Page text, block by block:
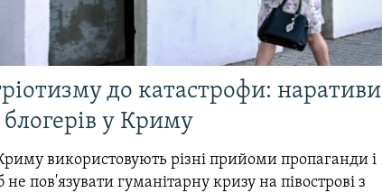
до катастрофи: наративи
у Криму
Криму використовують різні прийоми пропаганди і
пов'язувати гуманітарну кризу на півострові з